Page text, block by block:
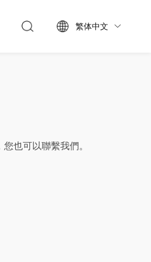
繁体中文 
也可以聯繫我們。